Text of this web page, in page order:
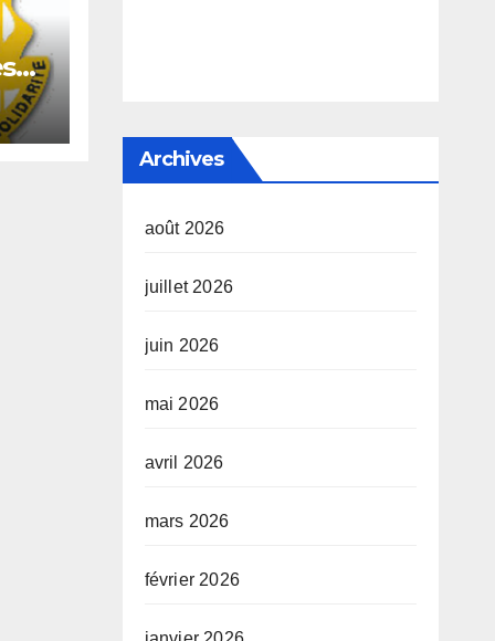
Archives
août 2026
juillet 2026
juin 2026
mai 2026
avril 2026
mars 2026
février 2026